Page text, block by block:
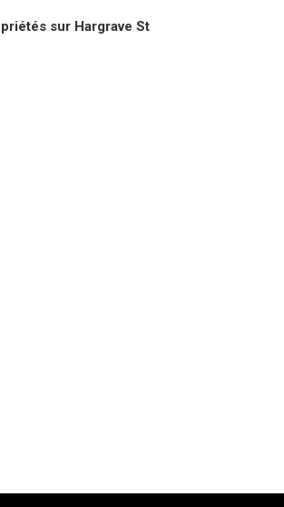
sur Hargrave St